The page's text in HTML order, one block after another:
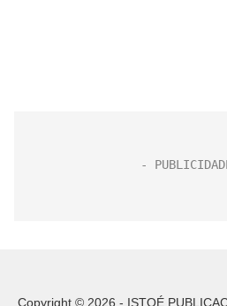
Copyright © 2026 - ISTOÉ